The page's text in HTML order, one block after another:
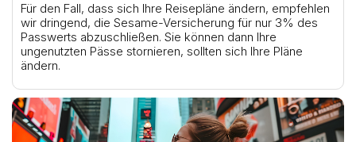
Für den Fall, dass sich Ihre Reisepläne ändern, empfehlen
wir dringend, die Sesame-Versicherung für nur 3% des
Passwerts abzuschließen. Sie können dann Ihre
ungenutzten Pässe stornieren, sollten sich Ihre Pläne
ändern.